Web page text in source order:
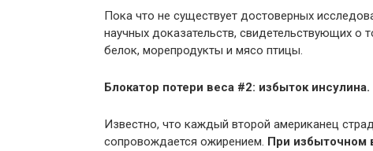
Пока что не существует достоверных
научных доказательств, свидетельствующих о
белок, морепродукты и мясо птицы.
Блокатор потери веса #2: избыток инсулина.
Известно, что каждый второй американец
сопровождается ожирением. При избыточном